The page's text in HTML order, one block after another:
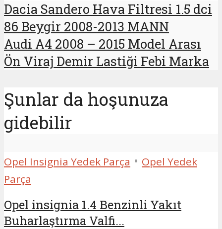
Dacia Sandero Hava Filtresi 1.5 dci
86 Beygir 2008-2013 MANN
Audi A4 2008 – 2015 Model Arası
Ön Viraj Demir Lastiği Febi Marka
Şunlar da hoşunuza
gidebilir
Opel Insignia Yedek Parça • Opel Yedek
Parça
Opel insignia 1.4 Benzinli Yakıt
Buharlaştırma Valfi...